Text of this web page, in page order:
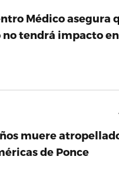
Médico asegura
tendrá impacto
muere
de Ponce